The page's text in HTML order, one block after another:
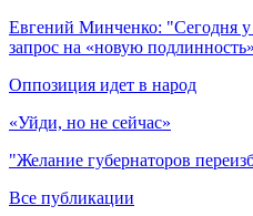
Евгений Минченко: "Сегодня у
запрос на «новую подлинность»
Оппозиция идет в народ
«Уйди, но не сейчас»
"Желание губернаторов
Все публикации